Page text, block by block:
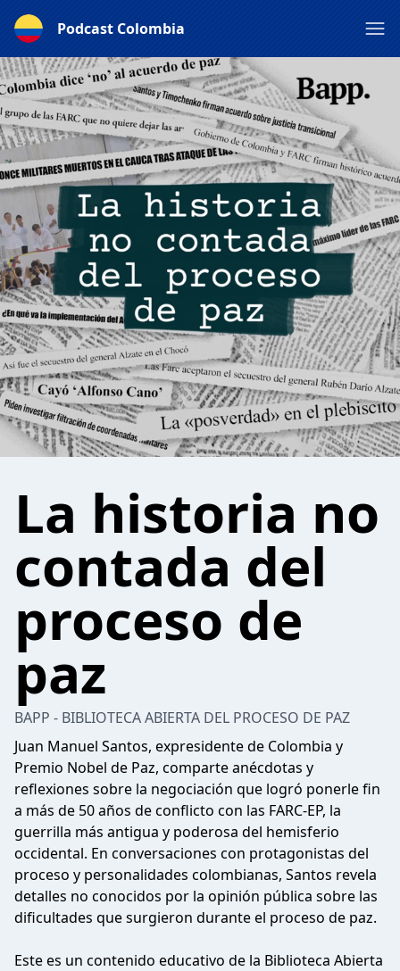
Podcast Colombia
La historia no
contada del
proceso de
paz
BAPP - BIBLIOTECA ABIERTA DEL PROCESO DE PAZ
Juan Manuel Santos, expresidente de Colombia y
Premio Nobel de Paz, comparte anécdotas y
reflexiones sobre la negociación que logró ponerle fin
a más de 50 años de conflicto con las FARC-EP, la
guerrilla más antigua y poderosa del hemisferio
occidental. En conversaciones con protagonistas del
proceso y personalidades colombianas, Santos revela
detalles no conocidos por la opinión pública sobre las
dificultades que surgieron durante el proceso de paz.
Este es un contenido educativo de la Biblioteca Abierta